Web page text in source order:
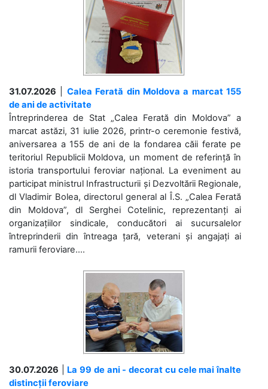
31.07.2026
Calea Ferată din Moldova a marcat 155
de ani de activitate
Întreprinderea de Stat „Calea Ferată din Moldova” a
marcat astăzi, 31 iulie 2026, printr-o ceremonie festivă,
aniversarea a 155 de ani de la fondarea căii ferate pe
teritoriul Republicii Moldova, un moment de referință în
istoria transportului feroviar național. La eveniment au
participat ministrul Infrastructurii și Dezvoltării Regionale,
dl Vladimir Bolea, directorul general al Î.S. „Calea Ferată
din Moldova”, dl Serghei Cotelinic, reprezentanți ai
organizațiilor sindicale, conducători ai sucursalelor
întreprinderii din întreaga țară, veterani și angajați ai
ramurii feroviare....
30.07.2026
La 99 de ani - decorat cu cele mai înalte
distincții feroviare